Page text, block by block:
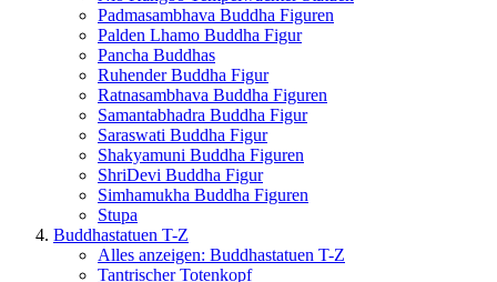
Padmasambhava Buddha Figuren
Palden Lhamo Buddha Figur
Pancha Buddhas
Ruhender Buddha Figur
Ratnasambhava Buddha Figuren
Samantabhadra Buddha Figur
Saraswati Buddha Figur
Shakyamuni Buddha Figuren
ShriDevi Buddha Figur
Simhamukha Buddha Figuren
Stupa
Buddhastatuen T-Z
Alles anzeigen: Buddhastatuen T-Z
Tantrischer Totenkopf